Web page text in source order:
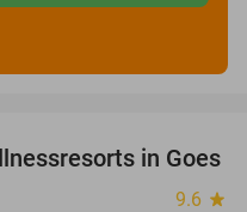
49%
in Goes
9.6 star